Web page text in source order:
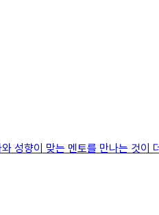
성향이 맞는 멘토를 만나는 것